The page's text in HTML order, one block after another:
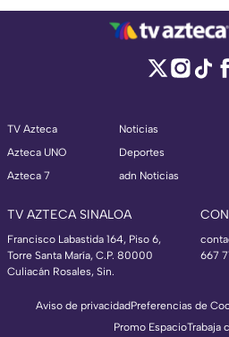
TV Azteca
Azteca UNO
Azteca 7
Noticias
Deportes
adn Noticias
TV AZTECA SINALOA
Francisco Labastida 164, Piso 6,
Torre Santa María, C.P. 80000
Culiacán Rosales, Sin.
667
Aviso de privacidadPreferencias de
Promo EspacioTrabaja